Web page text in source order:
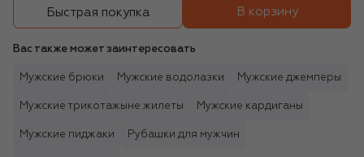
Быстрая покупка В корзину
Вас также может заинтересовать
Мужские брюки Мужские водолазки Мужские джемперы
Мужские трикотажыне жилеты Мужские кардиганы
Мужские пиджаки Рубашки для мужчин